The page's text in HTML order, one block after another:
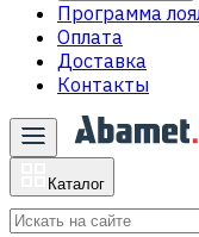
Программа
Оплата
Доставка
Контакты
Каталог